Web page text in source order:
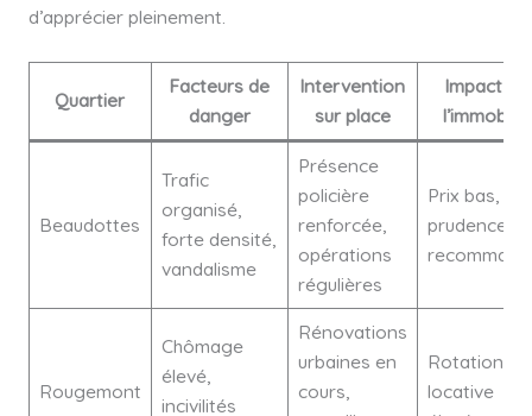
d’apprécier pleinement.
Quartier
Facteurs de
danger
Intervention
sur place
Impact
Beaudottes
Trafic
organisé,
forte densité,
vandalisme
Présence
policière
renforcée,
opérations
régulières
Prix bas,
prudence
Rougemont
Chômage
élevé,
incivilités
Rénovations
urbaines en
cours,
Rotation
locative